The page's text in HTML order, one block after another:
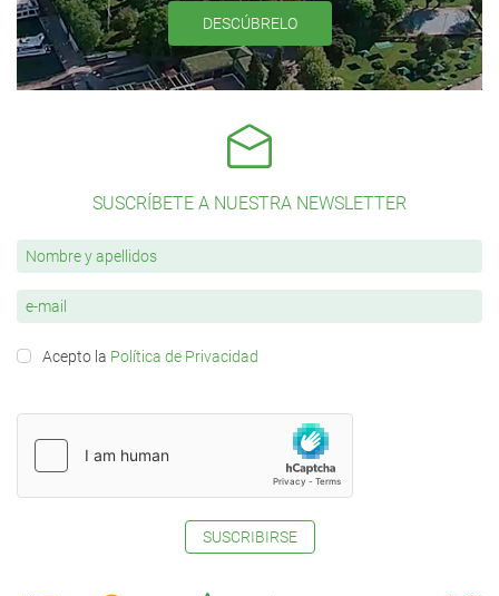
DESCÚBRELO
SUSCRÍBETE A NUESTRA NEWSLETTER
Acepto la Política de Privacidad
SUSCRIBIRSE